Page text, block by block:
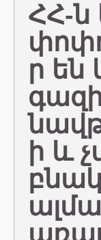
ՀՀ-ն
ր են
ի և